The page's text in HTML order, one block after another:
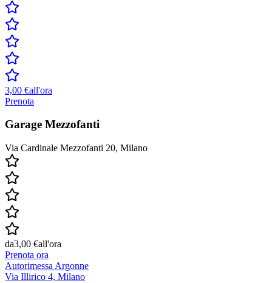
3,00 €all'ora
Prenota
Garage Mezzofanti
Via Cardinale Mezzofanti 20, Milano
da3,00 €all'ora
Prenota ora
Autorimessa Argonne
Via Illirico 4, Milano